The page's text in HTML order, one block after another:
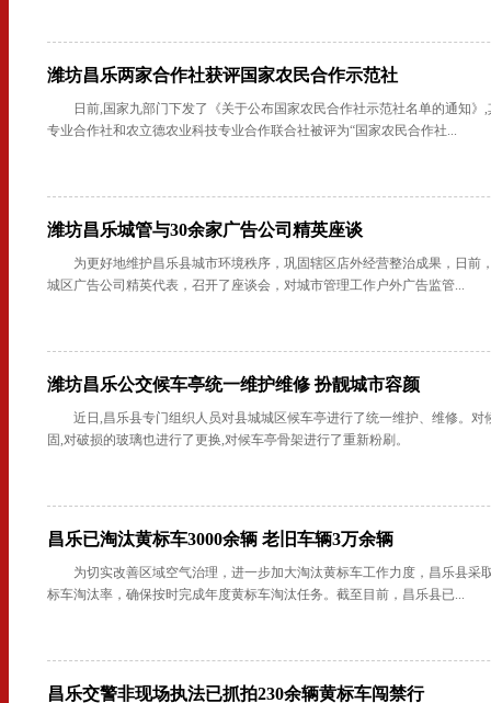
潍坊昌乐两家合作社获评国家农民合作示范社
日前,国家九部门下发了《关于公布国家农民合作社示范社名单的通知》
专业合作社和农立德农业科技专业合作联合社被评为“国家农民合作社...
潍坊昌乐城管与30余家广告公司精英座谈
为更好地维护昌乐县城市环境秩序，巩固辖区店外经营整治成果，日前
城区广告公司精英代表，召开了座谈会，对城市管理工作户外广告监管...
潍坊昌乐公交候车亭统一维护维修 扮靓城市容颜
近日,昌乐县专门组织人员对县城城区候车亭进行了统一维护、维修。对
固,对破损的玻璃也进行了更换,对候车亭骨架进行了重新粉刷。
昌乐已淘汰黄标车3000余辆 老旧车辆3万余辆
为切实改善区域空气治理，进一步加大淘汰黄标车工作力度，昌乐县采
标车淘汰率，确保按时完成年度黄标车淘汰任务。截至目前，昌乐县已...
昌乐交警非现场执法已抓拍230余辆黄标车闯禁行